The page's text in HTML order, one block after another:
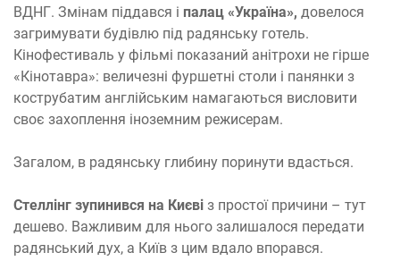
ВДНГ. Змінам піддався і палац «Україна», довелося
загримувати будівлю під радянську готель.
Кінофестиваль у фільмі показаний анітрохи не гірше
«Кінотавра»: величезні фуршетні столи і панянки з
кострубатим англійським намагаються висловити
своє захоплення іноземним режисерам.
Загалом, в радянську глибину поринути вдасться.
Стеллінг зупинився на Києві з простої причини – тут
дешево. Важливим для нього залишалося передати
радянський дух, а Київ з цим вдало впорався.